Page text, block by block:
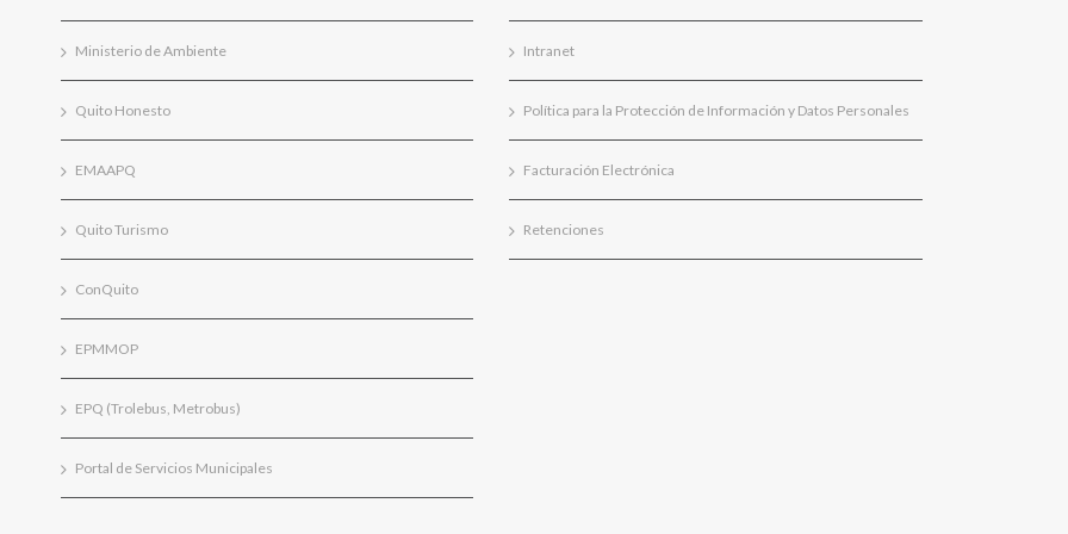
Ministerio de Ambiente
Quito Honesto
EMAAPQ
Quito Turismo
ConQuito
EPMMOP
EPQ (Trolebus, Metrobus)
Portal de Servicios Municipales
Intranet
Política para la Protección de Información y Datos Personales
Facturación Electrónica
Retenciones